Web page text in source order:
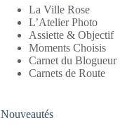
La Ville Rose
L’Atelier Photo
Assiette & Objectif
Moments Choisis
Carnet du Blogueur
Carnets de Route
Nouveautés